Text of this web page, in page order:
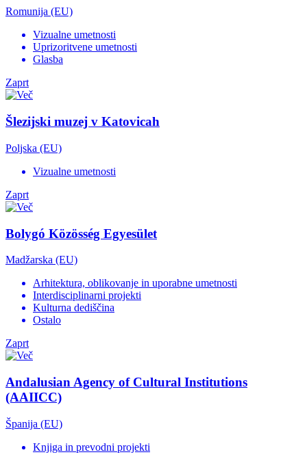
Romunija (EU)
Vizualne umetnosti
Uprizoritvene umetnosti
Glasba
Zaprt
Šlezijski muzej v Katovicah
Poljska (EU)
Vizualne umetnosti
Zaprt
Bolygó Közösség Egyesület
Madžarska (EU)
Arhitektura, oblikovanje in uporabne umetnosti
Interdisciplinarni projekti
Kulturna dediščina
Ostalo
Zaprt
Andalusian Agency of Cultural Institutions
(AAIICC)
Španija (EU)
Knjiga in prevodni projekti